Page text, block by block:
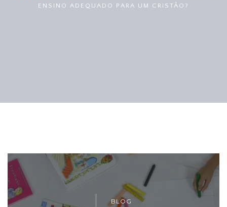
ENSINO ADEQUADO PARA UM CRISTÃO?
BLOG